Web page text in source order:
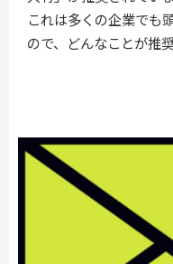
これは多くの企業でも
ので、どんなことが推